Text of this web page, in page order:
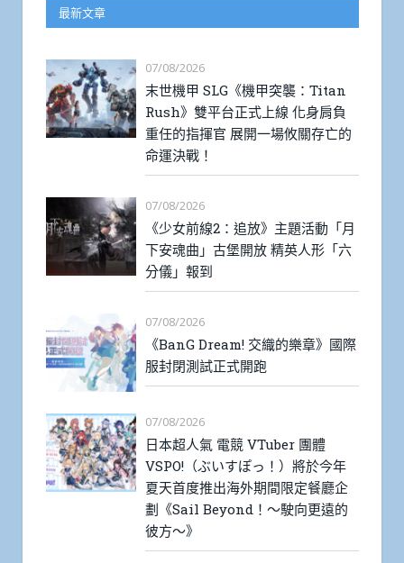
最新文章
07/08/2026
末世機甲 SLG《機甲突襲：Titan
Rush》雙平台正式上線 化身肩負
重任的指揮官 展開一場攸關存亡的
命運決戰！
07/08/2026
《少女前線2：追放》主題活動「月
下安魂曲」古堡開放 精英人形「六
分儀」報到
07/08/2026
《BanG Dream! 交織的樂章》國際
服封閉測試正式開跑
07/08/2026
日本超人氣 電競 VTuber 團體
VSPO!（ぶいすぽっ！）將於今年
夏天首度推出海外期間限定餐廳企
劃《Sail Beyond！～駛向更遠的
彼方～》